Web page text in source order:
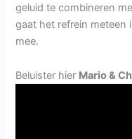
geluid te combineren
gaat het refrein meteen
mee.
Beluister hier Mario &